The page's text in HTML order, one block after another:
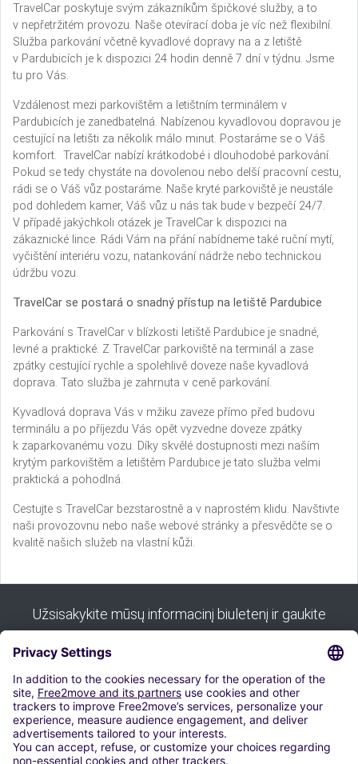
TravelCar poskytuje svým zákazníkům špičkové služby, a to
v nepřetržitém provozu. Naše otevírací doba je víc než flexibilní.
Služba parkování včetně kyvadlové dopravy na a z letiště
v Pardubicích je k dispozici 24 hodin denně 7 dní v týdnu. Jsme
tu pro Vás.
Vzdálenost mezi parkovištěm a letištním terminálem v
Pardubicích je zanedbatelná. Nabízenou kyvadlovou dopravou je
cestující na letišti za několik málo minut. Postaráme se o Váš
komfort. TravelCar nabízí krátkodobé i dlouhodobé parkování.
Pokud se tedy chystáte na dovolenou nebo delší pracovní cestu,
rádi se o Váš vůz postaráme. Naše kryté parkoviště je neustále
pod dohledem kamer, Váš vůz u nás tak bude v bezpečí 24/7.
V případě jakýchkoli otázek je TravelCar k dispozici na
zákaznické lince. Rádi Vám na přání nabídneme také ruční mytí,
vyčištění interiéru vozu, natankování nádrže nebo technickou
údržbu vozu.
TravelCar se postará o snadný přístup na letiště Pardubice
Parkování s TravelCar v blízkosti letiště Pardubice je snadné,
levné a praktické. Z TravelCar parkoviště na terminál a zase
zpátky cestující rychle a spolehlivě doveze naše kyvadlová
doprava. Tato služba je zahrnuta v ceně parkování.
Kyvadlová doprava Vás v mžiku zaveze přímo před budovu
terminálu a po příjezdu Vás opět vyzvedne doveze zpátky
k zaparkovanému vozu. Díky skvělé dostupnosti mezi naším
krytým parkovištěm a letištěm Pardubice je tato služba velmi
praktická a pohodlná.
Cestujte s TravelCar bezstarostně a v naprostém klidu. Navštivte
naši provozovnu nebo naše webové stránky a přesvědčte se o
kvalitě našich služeb na vlastní kůži.
Užsisakykite mūsų informacinį biuletenį ir gaukite
visus mūsų patarimus:
Prenumeruoti